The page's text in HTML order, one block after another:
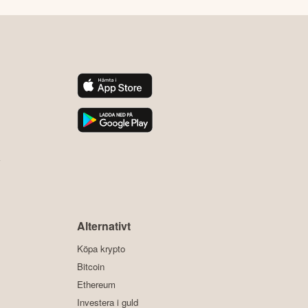
Alternativt
Köpa krypto
Bitcoin
Ethereum
Investera i guld